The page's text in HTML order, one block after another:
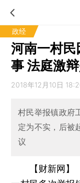
政经
河南一村
事 法庭激
2018年12月10日
村民举报镇政府
定为不实，后被
议
【财新网